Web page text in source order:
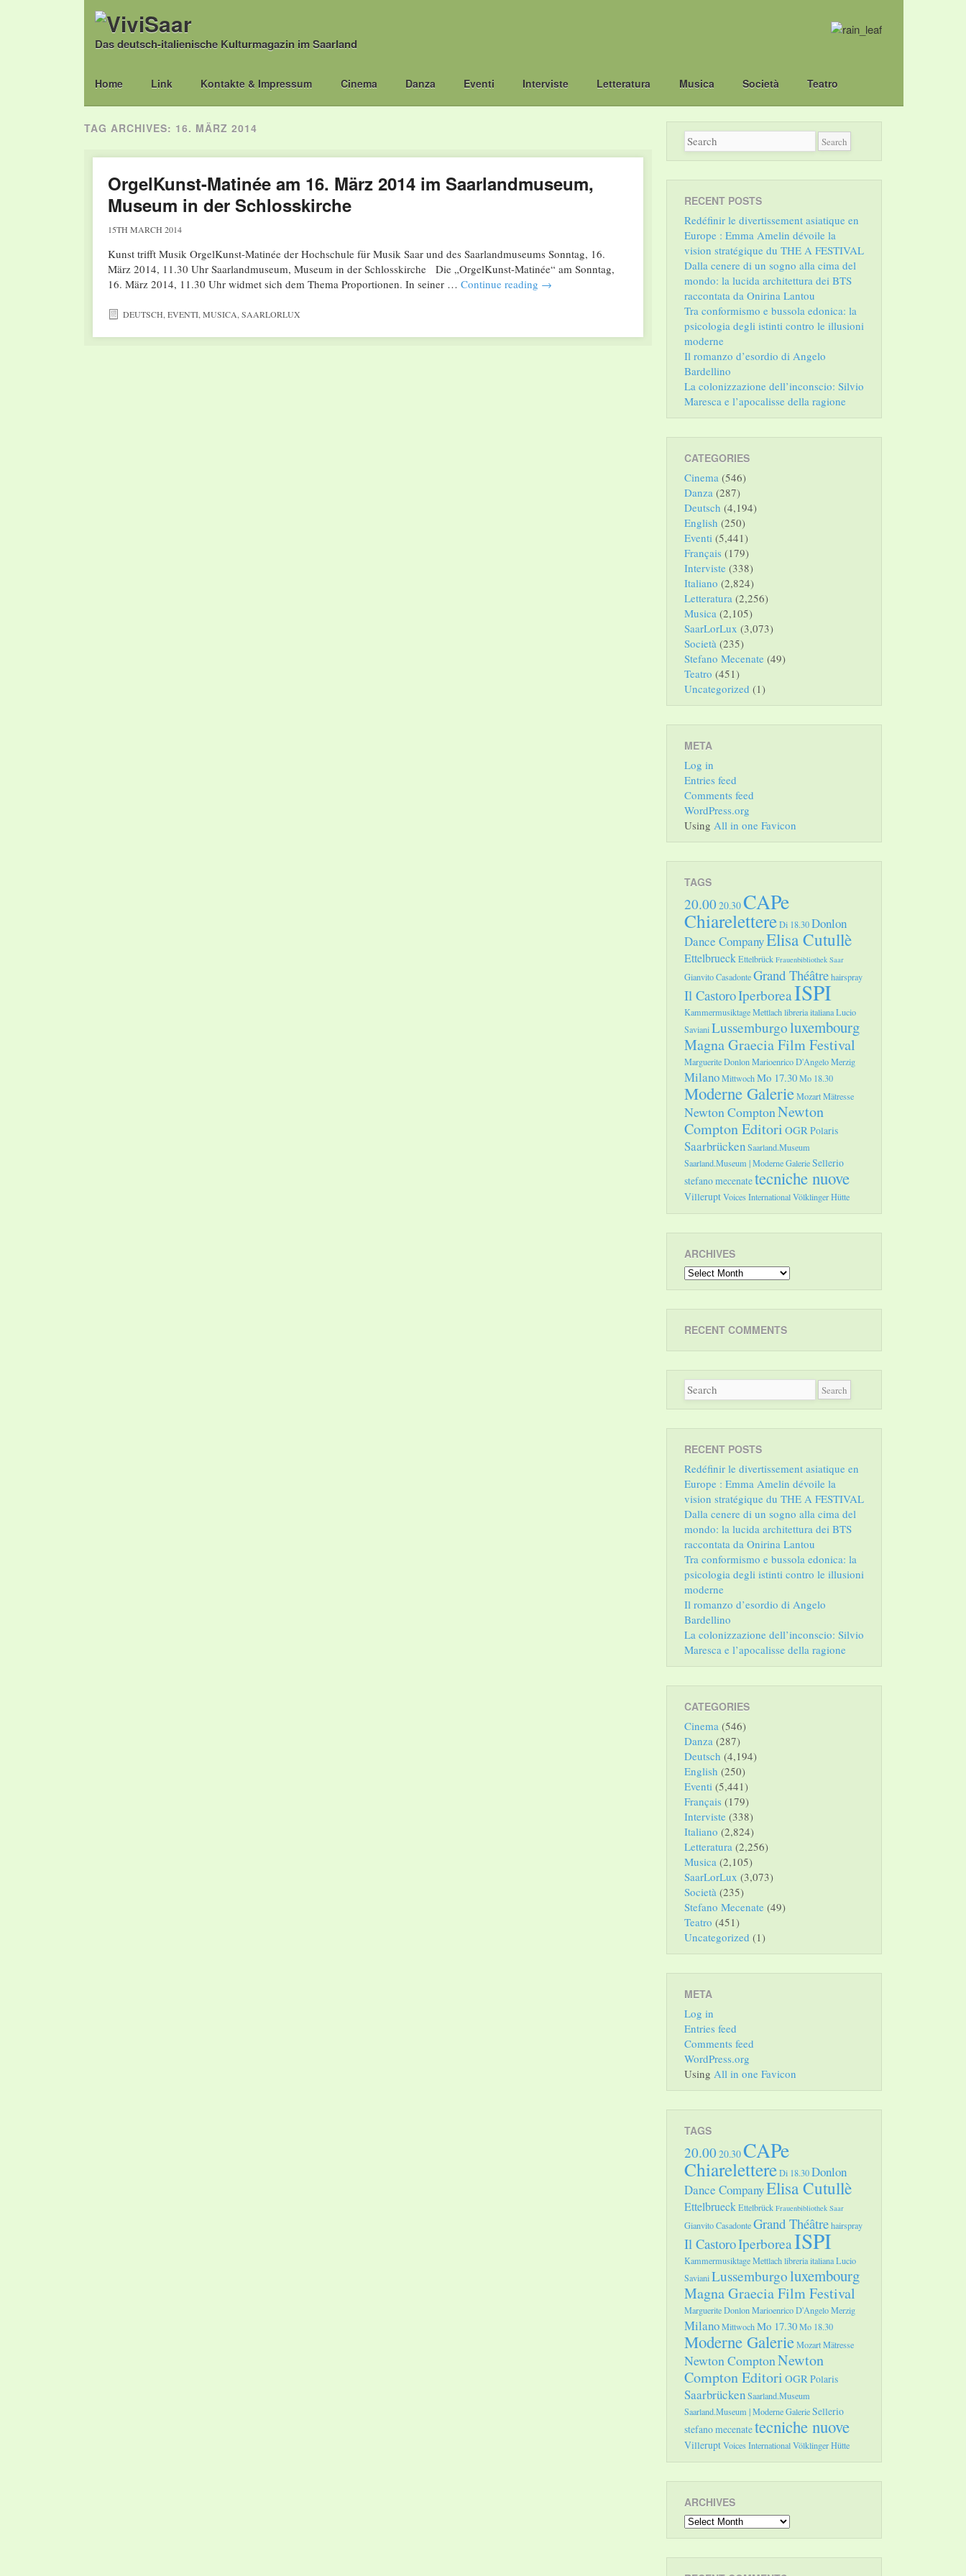
Das deutsch-italienische Kulturmagazin im Saarland
Main menu
Skip
Home Link Kontakte & Impressum Cinema Danza Eventi Interviste Letteratura Musica Società Teatro
TAG ARCHIVES: 16. MÄRZ 2014
OrgelKunst-Matinée am 16. März 2014 im Saarlandmuseum,
Museum in der Schlosskirche
15TH MARCH 2014
Kunst trifft Musik OrgelKunst-Matinée der Hochschule für Musik Saar und des Saarlandmuseums Sonntag, 16.
März 2014, 11.30 Uhr Saarlandmuseum, Museum in der Schlosskirche Die „OrgelKunst-Matinée“ am Sonntag,
16. März 2014, 11.30 Uhr widmet sich dem Thema Proportionen. In seiner … Continue reading →
DEUTSCH,EVENTI,MUSICA,SAARLORLUX
RECENT POSTS
Redéfinir le divertissement asiatique en
Europe : Emma Amelin dévoile la
vision stratégique du THE A FESTIVAL
Dalla cenere di un sogno alla cima del
mondo: la lucida architettura dei BTS
raccontata da Onirina Lantou
Tra conformismo e bussola edonica: la
psicologia degli istinti contro le illusioni
moderne
Il romanzo d’esordio di Angelo
Bardellino
La colonizzazione dell’inconscio: Silvio
Maresca e l’apocalisse della ragione
CATEGORIES
Cinema (546)
Danza (287)
Deutsch (4,194)
English (250)
Eventi (5,441)
Français (179)
Interviste (338)
Italiano (2,824)
Letteratura (2,256)
Musica (2,105)
SaarLorLux (3,073)
Società (235)
Stefano Mecenate (49)
Teatro (451)
Uncategorized (1)
META
Log in
Entries feed
Comments feed
WordPress.org
Using All in one Favicon
TAGS
20.00 20.30CAPe
ChiarelettereDi 18.30Donlon
Dance CompanyElisa Cutullè
EttelbrueckEttelbrück Frauenbibliothek Saar
Gianvito CasadonteGrand Théâtrehairspray
Il CastoroIperboreaISPI
Kammermusiktage Mettlachlibreria italianaLucio
SavianiLussemburgoluxembourg
Magna Graecia Film Festival
Marguerite DonlonMarioenrico D'AngeloMerzig
MilanoMittwochMo 17.30Mo 18.30
Moderne GalerieMozartMätresse
Newton ComptonNewton
Compton Editori OGRPolaris
SaarbrückenSaarland.Museum
Saarland.Museum | Moderne GalerieSellerio
stefano mecenatetecniche nuove
VilleruptVoices InternationalVölklinger Hütte
ARCHIVES
Archives
RECENT COMMENTS
RECENT POSTS
Redéfinir le divertissement asiatique en
Europe : Emma Amelin dévoile la
vision stratégique du THE A FESTIVAL
Dalla cenere di un sogno alla cima del
mondo: la lucida architettura dei BTS
raccontata da Onirina Lantou
Tra conformismo e bussola edonica: la
psicologia degli istinti contro le illusioni
moderne
Il romanzo d’esordio di Angelo
Bardellino
La colonizzazione dell’inconscio: Silvio
Maresca e l’apocalisse della ragione
CATEGORIES
Cinema (546)
Danza (287)
Deutsch (4,194)
English (250)
Eventi (5,441)
Français (179)
Interviste (338)
Italiano (2,824)
Letteratura (2,256)
Musica (2,105)
SaarLorLux (3,073)
Società (235)
Stefano Mecenate (49)
Teatro (451)
Uncategorized (1)
META
Log in
Entries feed
Comments feed
WordPress.org
Using All in one Favicon
TAGS
20.00 20.30CAPe
ChiarelettereDi 18.30Donlon
Dance CompanyElisa Cutullè
EttelbrueckEttelbrück Frauenbibliothek Saar
Gianvito CasadonteGrand Théâtrehairspray
Il CastoroIperboreaISPI
Kammermusiktage Mettlachlibreria italianaLucio
SavianiLussemburgoluxembourg
Magna Graecia Film Festival
Marguerite DonlonMarioenrico D'AngeloMerzig
MilanoMittwochMo 17.30Mo 18.30
Moderne GalerieMozartMätresse
Newton ComptonNewton
Compton Editori OGRPolaris
SaarbrückenSaarland.Museum
Saarland.Museum | Moderne GalerieSellerio
stefano mecenatetecniche nuove
VilleruptVoices InternationalVölklinger Hütte
ARCHIVES
Archives